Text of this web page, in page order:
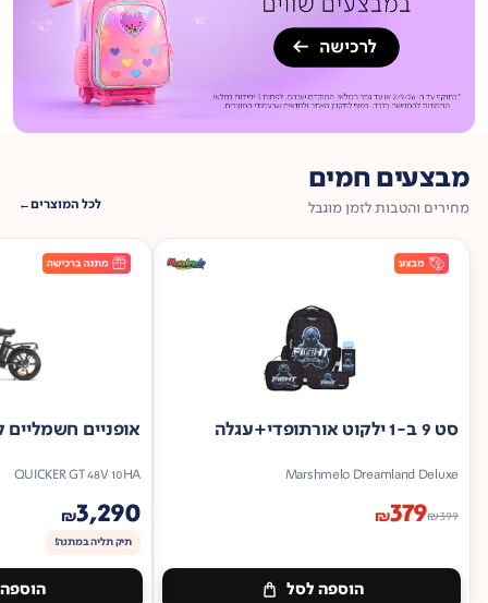
מבצעים חמים
מחירים והטבות לזמן מוגבל לכל המוצרים
סט 9 ב-1 ילקוט אורתופדי+עגלה
Marshmelo Dreamland Deluxe
₪399
₪379
הוספה לסל
אופניים חשמליים
QUICKER GT 48V 10HA
₪3,290
תיק תליה במתנה!